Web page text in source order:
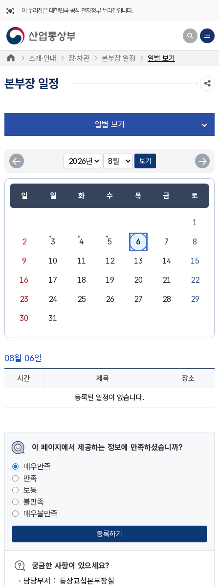
이 누리집은 대한민국 공식 전자정부 누리집입니다.
소개·안내 장·차관 본부장 일정 일별 보기
본부장 일정
일별 보기
보기
일 월 화 수 목 금 토
1
2 3 4 5 6 7 8
9 10 11 12 13 14 15
16 17 18 19 20 21 22
23 24 25 26 27 28 29
30 31
08월 06일
시간 제목 장소
등록된 일정이 없습니다.
이 페이지에서 제공하는 정보에 만족하셨습니까?
매우만족
만족
보통
불만족
매우불만족
등록하기
궁금한 사항이 있으세요?
담당부서
통상교섭본부장실